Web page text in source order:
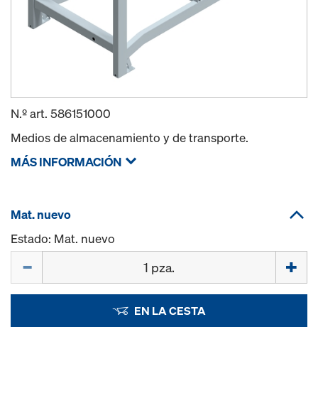
N.º art. 586151000
Medios de almacenamiento y de transporte.
MÁS INFORMACIÓN
Mat. nuevo
Estado: Mat. nuevo
EN LA CESTA